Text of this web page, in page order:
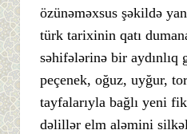
özünəməxsus şəkildə
türk tarixinin qatı
səhifələrinə bir aydınlıq
peçenek, oğuz, uyğur,
tayfalarıyla bağlı yeni
dəlillər elm aləmini